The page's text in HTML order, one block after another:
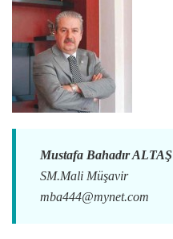
Mustafa Bahadır ALTAŞ
SM.Mali Müşavir
mba444@mynet.com